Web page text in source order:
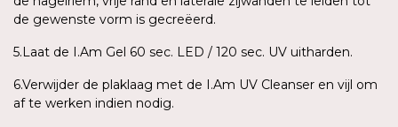
de gewenste vorm is gecreëerd.
5.Laat de I.Am Gel 60 sec. LED / 120 sec. UV uitharden.
6.Verwijder de plaklaag met de I.Am UV Cleanser en vijl om
af te werken indien nodig.